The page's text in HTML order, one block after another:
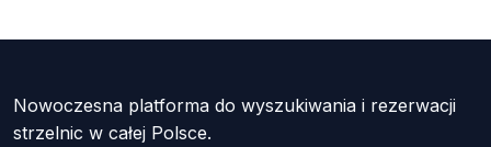
Nowoczesna platforma do wyszukiwania i rezerwacji
strzelnic w całej Polsce.